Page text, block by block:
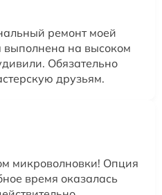
ремонт моей
выполнена на высоком
Обязательно
друзьям.
микроволновки! Опция
время оказалась